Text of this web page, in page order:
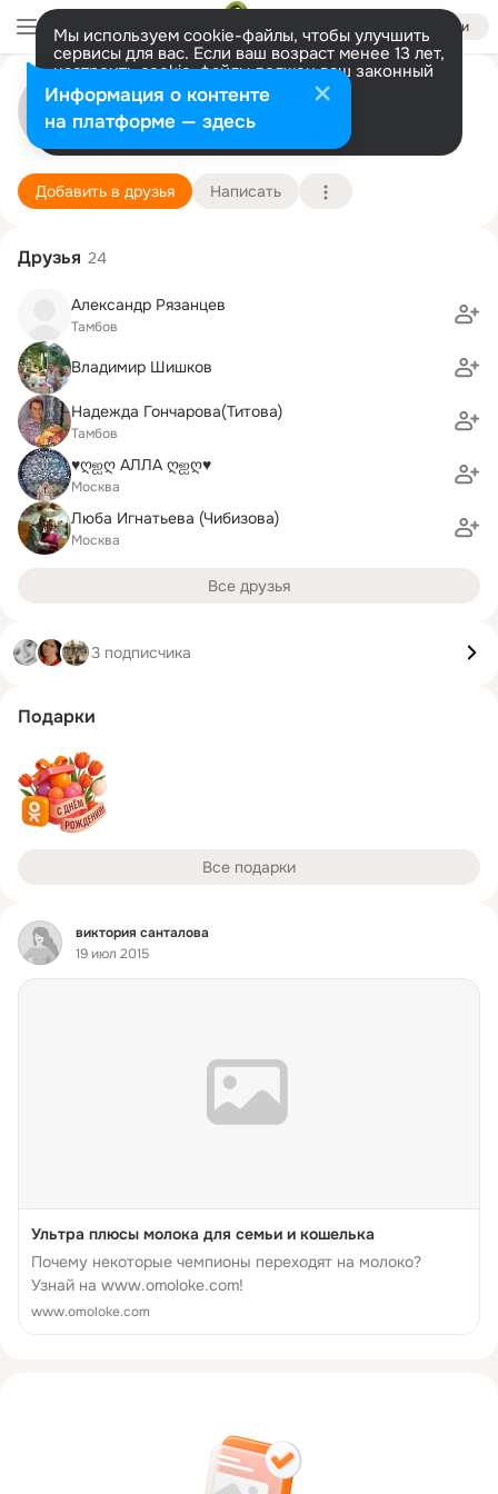
Войти
Мы используем cookie-файлы, чтобы улучшить
сервисы для вас. Если ваш возраст менее 13 лет,
настроить cookie-файлы должен ваш законный
представитель. Больше информации
Разрешить все Настроить
виктория санталова
москва
27 марта (46 лет)
МГЮА им. О.Е. Кутафина, Московская
Подробнее
Добавить в друзья Написать
Фид
виктория санталова
19 июл 2015
Ультра плюсы молока для семьи и кошелька
Почему некоторые чемпионы переходят на молоко?
Узнай на www.omoloke.com!
www.omoloke.com
Друзья 24
Александр Рязанцев
Тамбов
Владимир Шишков
Надежда Гончарова(Титова)
Тамбов
♥ღஐღ АЛЛА ღஐღ♥
Москва
Люба Игнатьева (Чибизова)
Москва
Все друзья
3 подписчика
Подарки
Все подарки
Информация о контенте
на платформе — здесь